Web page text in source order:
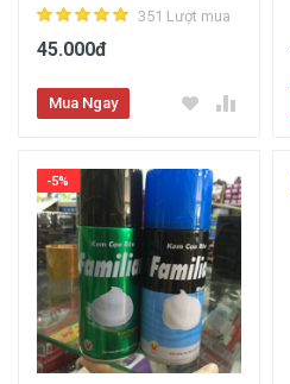
351 Lượt mua
45.000đ
Mua Ngay
-5%